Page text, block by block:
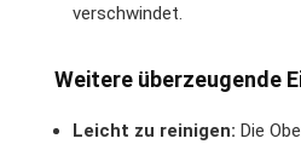
verschwindet.
Weitere überzeugende
Leicht zu reinigen: Die